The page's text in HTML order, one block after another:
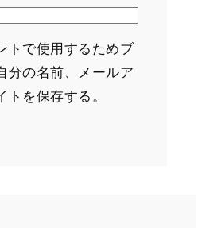
トで使用するためブ
分の名前、メールア
トを保存する。